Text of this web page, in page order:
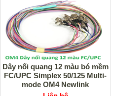
Dây nối quang 12 màu bó mềm
FC/UPC Simplex 50/125 Multi-
mode OM4 Newlink